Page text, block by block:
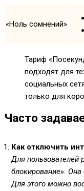
«Ноль сомнений»
Тариф
подходят для
социальных
только для
Часто
Как отключить
Для пользователей
блокирование».
Для этого можно